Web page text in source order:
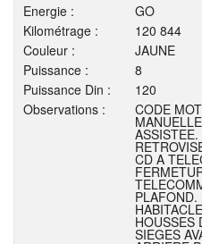
Energie :
GO
Kilométrage :
120 844
Couleur :
JAUNE
Puissance :
8
Puissance Din :
120
Observations :
CODE
CD A
PLAFOND.
HOUSSES
SIEGES